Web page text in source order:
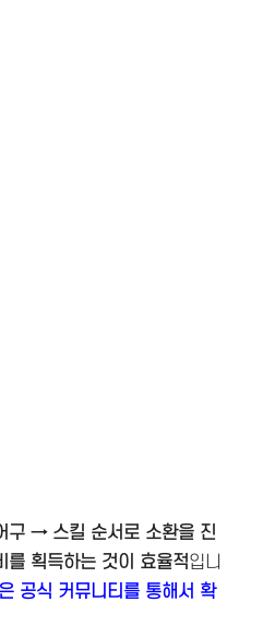
구 → 스킬 순서로 소환을 진
를 획득하는 것이 효율적입니
공식 커뮤니티를 통해서 확